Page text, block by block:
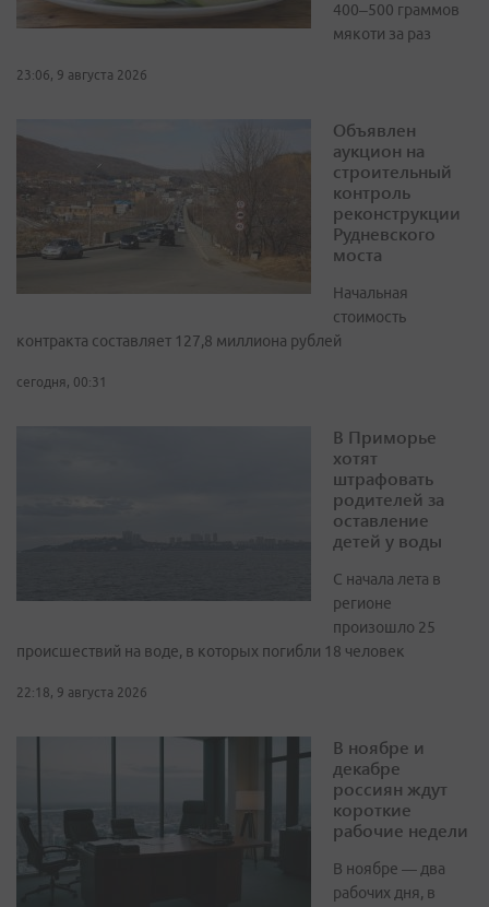
400–500 граммов
мякоти за раз
23:06, 9 августа 2026
Объявлен
аукцион на
строительный
контроль
реконструкции
Рудневского
моста
Начальная
стоимость
контракта составляет 127,8 миллиона рублей
сегодня, 00:31
В Приморье
хотят
штрафовать
родителей за
оставление
детей у воды
С начала лета в
регионе
произошло 25
происшествий на воде, в которых погибли 18 человек
22:18, 9 августа 2026
В ноябре и
декабре
россиян ждут
короткие
рабочие недели
В ноябре — два
рабочих дня, в